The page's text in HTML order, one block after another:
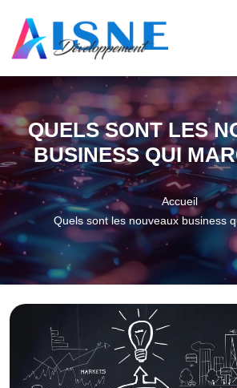
QUELS SONT LES
BUSINESS QUI
Accueil
Quels sont les nouveaux business